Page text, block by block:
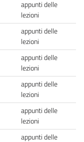
appunti delle
lezioni
appunti delle
lezioni
appunti delle
lezioni
appunti delle
lezioni
appunti delle
lezioni
appunti delle